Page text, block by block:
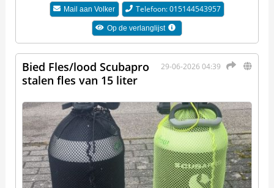
Mail aanVolker Telefoon: 015144543957
Op de verlanglijst
29-06-2026 04:39
Bied Fles/lood Scubapro
stalen fles van 15 liter